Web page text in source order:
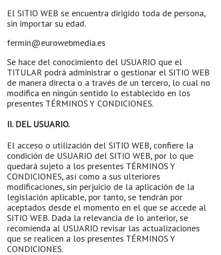
El SITIO WEB se encuentra dirigido toda de persona,
sin importar su edad.
fermin@eurowebmedia.es
Se hace del conocimiento del USUARIO que el
TITULAR podrá administrar o gestionar el SITIO WEB
de manera directa o a través de un tercero, lo cual no
modifica en ningún sentido lo establecido en los
presentes TÉRMINOS Y CONDICIONES.
II. DEL USUARIO.
El acceso o utilización del SITIO WEB, confiere la
condición de USUARIO del SITIO WEB, por lo que
quedará sujeto a los presentes TÉRMINOS Y
CONDICIONES, así como a sus ulteriores
modificaciones, sin perjuicio de la aplicación de la
legislación aplicable, por tanto, se tendrán por
aceptados desde el momento en el que se accede al
SITIO WEB. Dada la relevancia de lo anterior, se
recomienda al USUARIO revisar las actualizaciones
que se realicen a los presentes TÉRMINOS Y
CONDICIONES.